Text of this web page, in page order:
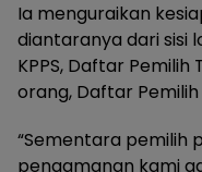
Ia menguraikan
diantaranya dari sisi
KPPS, Daftar Pemilih
orang, Daftar
“Sementara pemilih
pengamanan kami